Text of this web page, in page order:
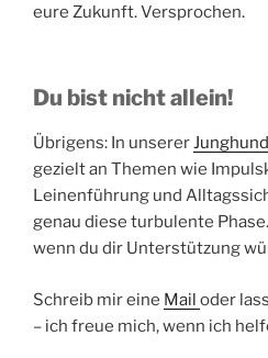
eure Zukunft. Versprochen.
Du bist nicht allein!
Übrigens: In unserer
gezielt an Themen wie
Leinenführung und
genau diese turbulente
wenn du dir Unterstützung
Schreib mir eine Mail oder
– ich freue mich, wenn ich